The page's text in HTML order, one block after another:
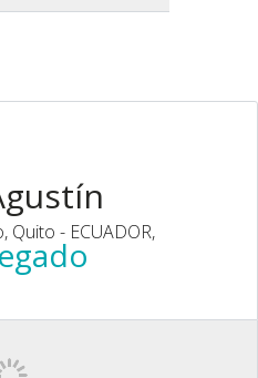
Quito - ECUADOR,